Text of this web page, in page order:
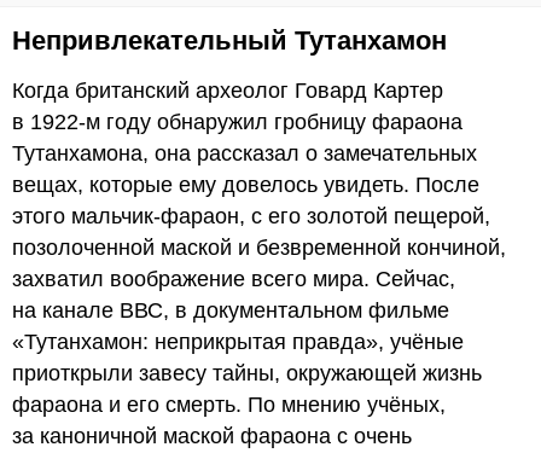
Непривлекательный Тутанхамон
Когда британский археолог Говард Картер
в 1922-м году обнаружил гробницу фараона
Тутанхамона, она рассказал о замечательных
вещах, которые ему довелось увидеть. После
этого мальчик-фараон, с его золотой пещерой,
позолоченной маской и безвременной кончиной,
захватил воображение всего мира. Сейчас,
на канале ВВС, в документальном фильме
«Тутанхамон: неприкрытая правда», учёные
приоткрыли завесу тайны, окружающей жизнь
фараона и его смерть. По мнению учёных,
за каноничной маской фараона с очень